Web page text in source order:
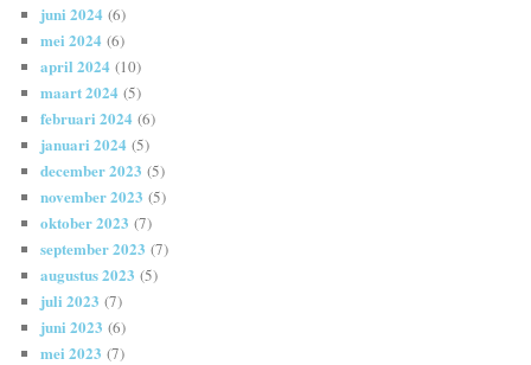
juni 2024 (6)
mei 2024 (6)
april 2024 (10)
maart 2024 (5)
februari 2024 (6)
januari 2024 (5)
december 2023 (5)
november 2023 (5)
oktober 2023 (7)
september 2023 (7)
augustus 2023 (5)
juli 2023 (7)
juni 2023 (6)
mei 2023 (7)